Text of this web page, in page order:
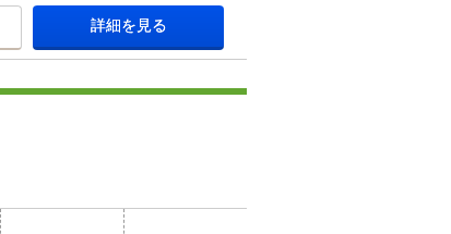
詳細を見る